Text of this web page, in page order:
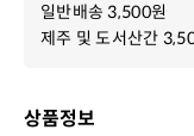
상품정보
일반배송3,500원
제주 및 도서산간